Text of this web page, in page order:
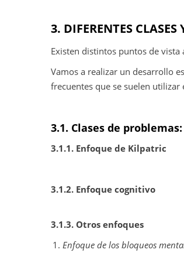
3. DIFERENTES
Existen distintos puntos de
Vamos a realizar un desarrollo
frecuentes que se suelen
3.1. Clases de
3.1.1. Enfoque de Kilpatric
3.1.2. Enfoque cognitivo
3.1.3. Otros enfoques
Enfoque de los bloqueos